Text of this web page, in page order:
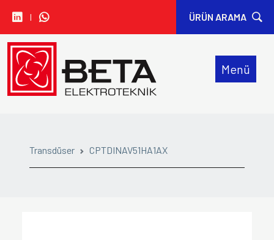
I ÜRÜN ARAMA
Menü
Transdüser CPTDINAV51HA1AX
• CARLO GAVAZZI
• IDEM SAFETY